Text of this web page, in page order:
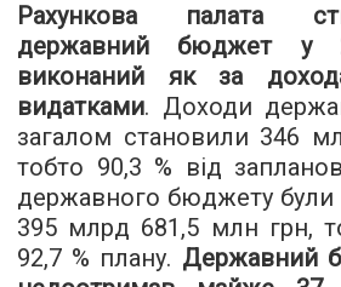
Рахункова палата
державний бюджет у
виконаний як за
видатками. Доходи
загалом становили 346
тобто 90,3 % від
державного бюджету були
395 млрд 681,5 млн грн,
92,7 % плану. Державний